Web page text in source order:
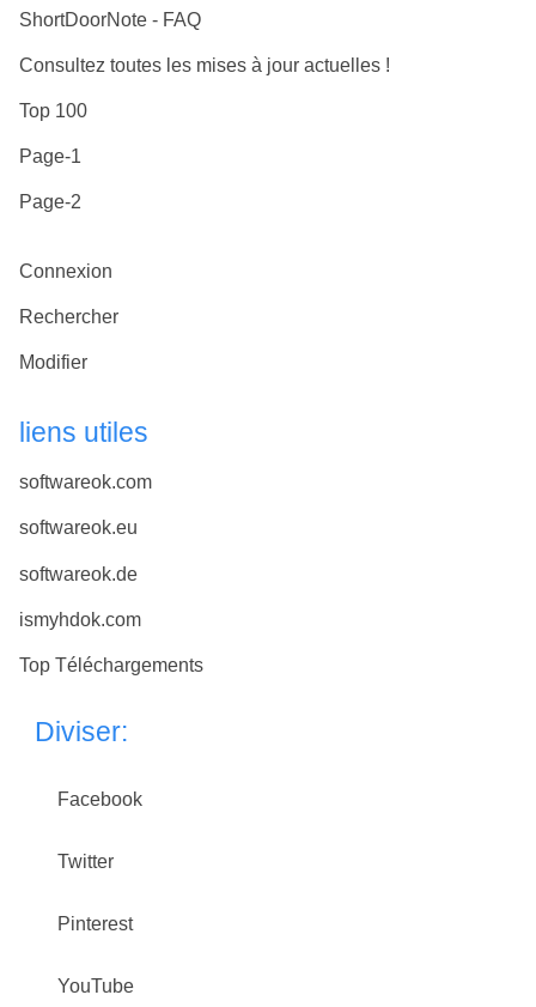
ShortDoorNote - FAQ
Consultez toutes les mises à jour actuelles !
Top 100
Page-1
Page-2
Connexion
Rechercher
Modifier
liens utiles
softwareok.com
softwareok.eu
softwareok.de
ismyhdok.com
Top Téléchargements
Diviser:
Facebook
Twitter
Pinterest
YouTube